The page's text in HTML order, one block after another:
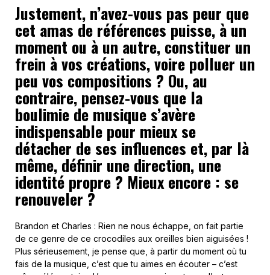
Justement, n’avez-vous pas peur que
cet amas de références puisse, à un
moment ou à un autre, constituer un
frein à vos créations, voire polluer un
peu vos compositions ? Ou, au
contraire, pensez-vous que la
boulimie de musique s’avère
indispensable pour mieux se
détacher de ses influences et, par là
même, définir une direction, une
identité propre ? Mieux encore : se
renouveler ?
Brandon et Charles : Rien ne nous échappe, on fait partie
de ce genre de ce crocodiles aux oreilles bien aiguisées !
Plus sérieusement, je pense que, à partir du moment où tu
fais de la musique, c’est que tu aimes en écouter – c’est